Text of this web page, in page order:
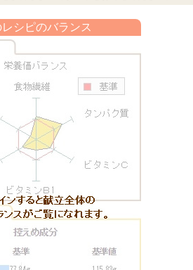
レシピのバランス